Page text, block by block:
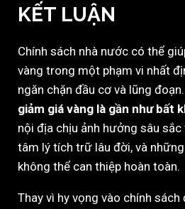
KẾT LUẬN
Chính sách nhà nước có thể
vàng trong một phạm vi nhất
ngăn chặn đầu cơ và lũng
giảm giá vàng là gần như bất
nội địa chịu ảnh hưởng sâu
tâm lý tích trữ lâu đời, và
không thể can thiệp hoàn toàn.
Thay vì hy vọng vào chính